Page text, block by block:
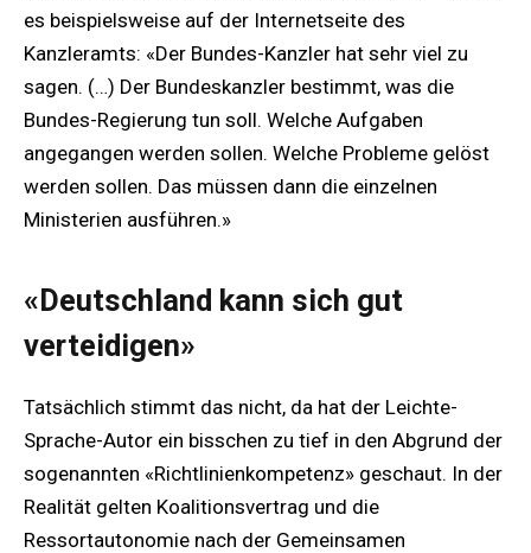
es beispielsweise auf der Internetseite des
Kanzleramts: «Der Bundes-Kanzler hat sehr viel zu
sagen. (…) Der Bundeskanzler bestimmt, was die
Bundes-Regierung tun soll. Welche Aufgaben
angegangen werden sollen. Welche Probleme gelöst
werden sollen. Das müssen dann die einzelnen
Ministerien ausführen.»
«Deutschland kann sich gut
verteidigen»
Tatsächlich stimmt das nicht, da hat der Leichte-
Sprache-Autor ein bisschen zu tief in den Abgrund der
sogenannten «Richtlinienkompetenz» geschaut. In der
Realität gelten Koalitionsvertrag und die
Ressortautonomie nach der Gemeinsamen